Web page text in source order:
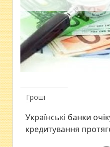
Гроші
Українські банки
кредитування